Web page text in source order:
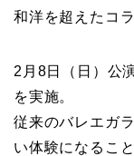
和洋を超えたコ
2月8日（日）公
を実施。
従来のバレエガ
い体験になるこ